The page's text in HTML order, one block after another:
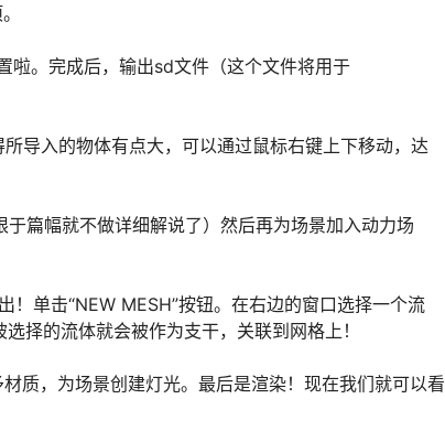
。完成后，输出sd文件（这个文件将用于
入的物体有点大，可以通过鼠标右键上下移动，达
幅就不做详细解说了）然后再为场景加入动力场
单击“NEW MESH”按钮。在右边的窗口选择一个流
择的流体就会被作为支干，关联到网格上！
，为场景创建灯光。最后是渲染！现在我们就可以看